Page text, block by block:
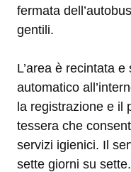
fermata
gentili.
L’area è recintata
automatico
la registrazione e il
tessera che
servizi igienici. Il
sette giorni su